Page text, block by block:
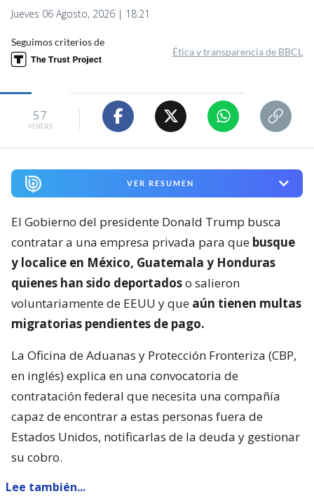
Jueves 06 Agosto, 2026 | 18:21
Seguimos criterios de
Ética y transparencia de BBCL
57
visitas
VER RESUMEN
El Gobierno del presidente Donald Trump busca
contratar a una empresa privada para que busque
y localice en México, Guatemala y Honduras
quienes han sido deportadoso salieron
voluntariamente de EEUU y que aún tienen multas
migratorias pendientes de pago.
La Oficina de Aduanas y Protección Fronteriza (CBP,
en inglés) explica en una convocatoria de
contratación federal que necesita una compañía
capaz de encontrar a estas personas fuera de
Estados Unidos, notificarlas de la deuda y gestionar
su cobro.
Lee también...